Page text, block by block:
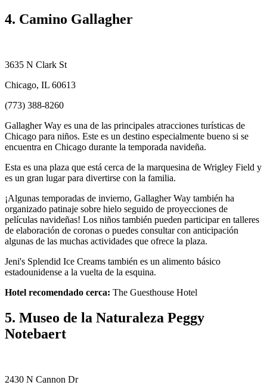
4. Camino Gallagher
3635 N Clark St
Chicago, IL 60613
(773) 388-8260
Gallagher Way es una de las principales atracciones turísticas de
Chicago para niños. Este es un destino especialmente bueno si se
encuentra en Chicago durante la temporada navideña.
Esta es una plaza que está cerca de la marquesina de Wrigley Field y
es un gran lugar para divertirse con la familia.
¡Algunas temporadas de invierno, Gallagher Way también ha
organizado patinaje sobre hielo seguido de proyecciones de
películas navideñas! Los niños también pueden participar en talleres
de elaboración de coronas o puedes consultar con anticipación
algunas de las muchas actividades que ofrece la plaza.
Jeni's Splendid Ice Creams también es un alimento básico
estadounidense a la vuelta de la esquina.
Hotel recomendado cerca: The Guesthouse Hotel
5. Museo de la Naturaleza Peggy
Notebaert
2430 N Cannon Dr